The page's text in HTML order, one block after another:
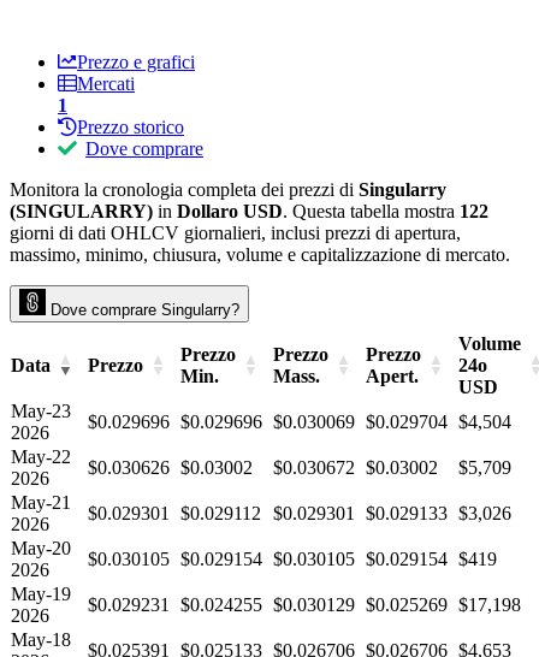
Prezzo e grafici
Mercati
1
Prezzo storico
Dove comprare
Monitora la cronologia completa dei prezzi di Singularry
(SINGULARRY) in Dollaro USD. Questa tabella mostra 122
giorni di dati OHLCV giornalieri, inclusi prezzi di apertura,
massimo, minimo, chiusura, volume e capitalizzazione di mercato.
Dove comprare Singularry?
Data Prezzo
Prezzo
Min.
Prezzo
Mass.
Prezzo
Apert.
Volume
24o
USD
May-23
2026
$0.029696 $0.029696 $0.030069 $0.029704 $4,504
May-22
2026
$0.030626 $0.03002 $0.030672 $0.03002
$5,709
May-21
2026
$0.029301 $0.029112 $0.029301 $0.029133 $3,026
May-20
2026
$0.030105 $0.029154 $0.030105 $0.029154 $419
May-19
2026
$0.029231 $0.024255 $0.030129 $0.025269 $17,198
May-18
$0.025391 $0.025133 $0.026706 $0.026706 $4,653